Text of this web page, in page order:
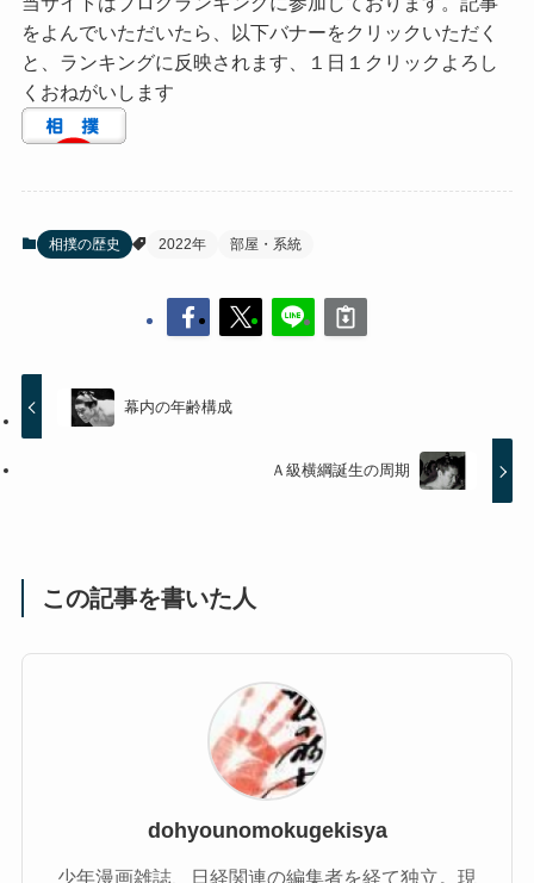
をよんでいただいたら、以下バナーをクリックいただく
と、ランキングに反映されます、１日１クリックよろし
くおねがいします
相撲の歴史 2022年 部屋・系統
幕内の年齢構成
Ａ級横綱誕生の周期
この記事を書いた人
dohyounomokugekisya
少年漫画雑誌、日経関連の編集者を経て独立。現